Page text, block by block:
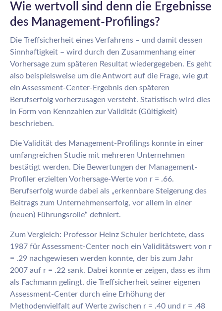
Wie wertvoll sind denn die Ergebnisse
des Management-Profilings?
Die Treffsicherheit eines Verfahrens – und damit dessen
Sinnhaftigkeit – wird durch den Zusammenhang einer
Vorhersage zum späteren Resultat wiedergegeben. Es geht
also beispielsweise um die Antwort auf die Frage, wie gut
ein Assessment-Center-Ergebnis den späteren
Berufserfolg vorherzusagen versteht. Statistisch wird dies
in Form von Kennzahlen zur Validität (Gültigkeit)
beschrieben.
Die Validität des Management-Profilings konnte in einer
umfangreichen Studie mit mehreren Unternehmen
bestätigt werden. Die Bewertungen der Management-
Profiler erzielten Vorhersage-Werte von r = .66.
Berufserfolg wurde dabei als „erkennbare Steigerung des
Beitrags zum Unternehmenserfolg, vor allem in einer
(neuen) Führungsrolle“ definiert.
Zum Vergleich: Professor Heinz Schuler berichtete, dass
1987 für Assessment-Center noch ein Validitätswert von r
= .29 nachgewiesen werden konnte, der bis zum Jahr
2007 auf r = .22 sank. Dabei konnte er zeigen, dass es ihm
als Fachmann gelingt, die Treffsicherheit seiner eigenen
Assessment-Center durch eine Erhöhung der
Methodenvielfalt auf Werte zwischen r = .40 und r = .48